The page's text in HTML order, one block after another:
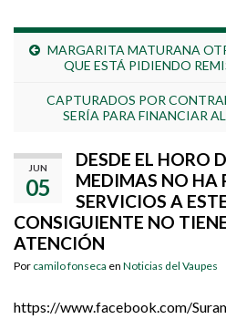
MARGARITA MATURANA
QUE ESTÁ PIDIENDO
CAPTURADOS POR
SERÍA PARA FINANCIAR
JUN
05
DESDE EL HORO
MEDIMAS NO HA
SERVICIOS A
CONSIGUIENTE NO
ATENCIÓN
Por camilo fonseca en Noticias del Vaupes
https://www.facebook.com/